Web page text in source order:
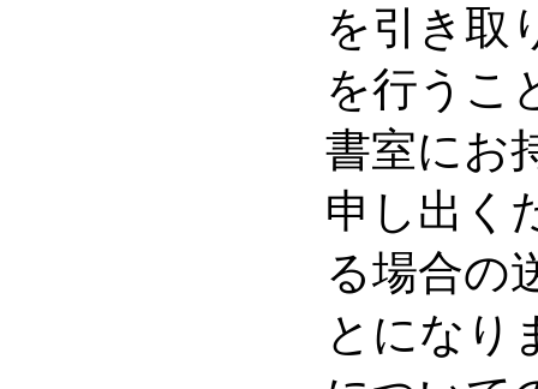
を引き取
を行うこ
書室にお
申し出く
る場合の
とになり